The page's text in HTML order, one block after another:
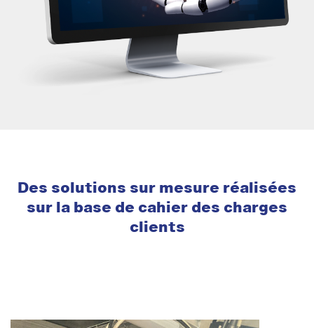
Des solutions sur mesure réalisées
sur la base de cahier des charges
clients